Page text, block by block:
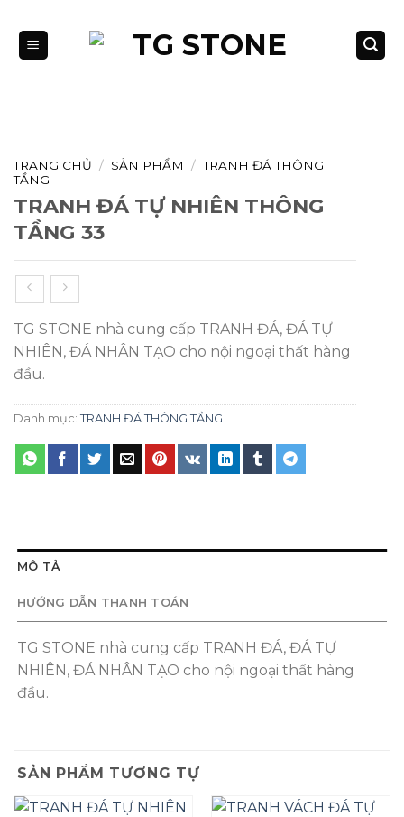
qua
nội
TRANG CHỦ / SẢN PHẨM / TRANH ĐÁ THÔNG
TẦNG
TRANH ĐÁ TỰ NHIÊN THÔNG
TẦNG 33
TG STONE nhà cung cấp TRANH ĐÁ, ĐÁ TỰ
NHIÊN, ĐÁ NHÂN TẠO cho nội ngoại thất hàng
đầu.
Danh mục: TRANH ĐÁ THÔNG TẦNG
MÔ TẢ
HƯỚNG DẪN THANH TOÁN
TG STONE nhà cung cấp TRANH ĐÁ, ĐÁ TỰ
NHIÊN, ĐÁ NHÂN TẠO cho nội ngoại thất hàng
đầu.
SẢN PHẨM TƯƠNG TỰ